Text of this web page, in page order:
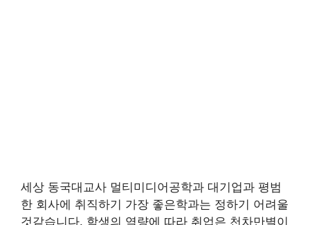
세상 동국대교사 멀티미디어공학과 대기업과 평범
한 회사에 취직하기 가장 좋은학과는 정하기 어려울
것같습니다. 학생의 역량에 따라 취업은 천차만별이